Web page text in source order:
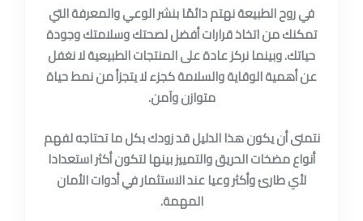
في روح الطبيعة نهتم دائمًا بنشر الوعي والمعرفة التي
تمكنك من اتخاذ قرارات أفضل لصحتك وسلامتك وجودة
حياتك. وبينما نركز عادة على المنتجات الطبيعية لا نغفل
عن أهمية الوقاية والسلامة كجزء لا يتجزأ من نمط حياة
متوازن وآمن.
نتمنى أن يكون هذا الدليل قد زودك بكل ما تحتاجه لفهم
أنواع مضخات الحريق والتمييز بينها لتكون أكثر استعدادا
لأي طارئ وأكثر وعيا عند الاستثمار في أدوات الأمان
المهمة.